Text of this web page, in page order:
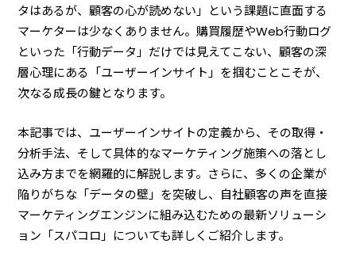
タはあるが、顧客の心が読めない」という課題に直面する
マーケターは少なくありません。購買履歴やWeb行動ログ
といった「行動データ」だけでは見えてこない、顧客の深
層心理にある「ユーザーインサイト」を掴むことこそが、
次なる成長の鍵となります。
本記事では、ユーザーインサイトの定義から、その取得・
分析手法、そして具体的なマーケティング施策への落とし
込み方までを網羅的に解説します。さらに、多くの企業が
陥りがちな「データの壁」を突破し、自社顧客の声を直接
マーケティングエンジンに組み込むための最新ソリューシ
ョン「スパコロ」についても詳しくご紹介します。